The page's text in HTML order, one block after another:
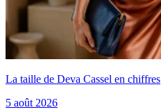
La taille de Deva Cassel en chiffres
5 août 2026